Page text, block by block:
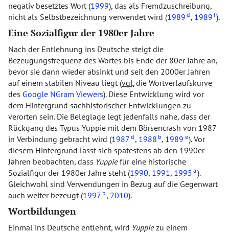
negativ besetztes Wort (1999), das als Fremdzuschreibung,
nicht als Selbstbezeichnung verwendet wird (1989 d , 1989 f).
Eine Sozialfigur der 1980er Jahre
Nach der Entlehnung ins Deutsche steigt die
Bezeugungsfrequenz des Wortes bis Ende der 80er Jahre an,
bevor sie dann wieder absinkt und seit den 2000er Jahren
auf einem stabilen Niveau liegt (vgl.die Wortverlaufskurve
des Google NGram Viewers). Diese Entwicklung wird vor
dem Hintergrund sachhistorischer Entwicklungen zu
verorten sein. Die Beleglage legt jedenfalls nahe, dass der
Rückgang des Typus Yuppie mit dem Börsencrash von 1987
in Verbindung gebracht wird (1987 d , 1988 b, 1989 e). Vor
diesem Hintergrund lässt sich spätestens ab den 1990er
Jahren beobachten, dass Yuppiefür eine historische
Sozialfigur der 1980er Jahre steht (1990, 1991, 1995 a ).
Gleichwohl sind Verwendungen in Bezug auf die Gegenwart
auch weiter bezeugt (1997 b , 2010).
Wortbildungen
Einmal ins Deutsche entlehnt, wird Yuppiezu einem